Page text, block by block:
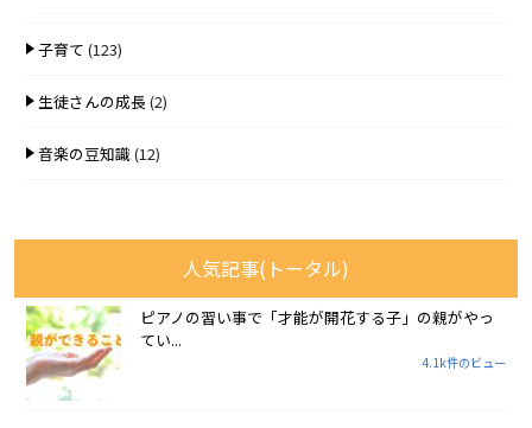
子育て (123)
生徒さんの成長(2)
音楽の豆知識(12)
人気記事(トータル)
ピアノの習い事で「才能が開花する子」の親がやっ
てい...
4.1k件のビュー